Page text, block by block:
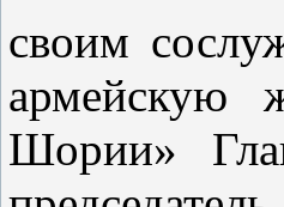
своим
армейскую
Шории»